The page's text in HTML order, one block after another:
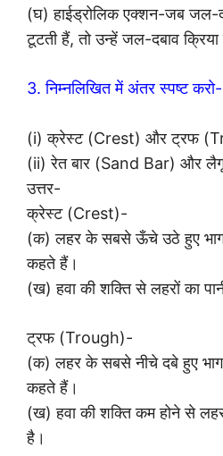
(घ) हाईड्रोलिक एक्शन-जब जल-
टूटती हैं, तो उन्हें जल-दबाव
3. निम्नलिखित में अंतर स्पष्ट करो-
(i) क्रेस्ट (Crest) और ट्रफ
(ii) रेत बार (Sand Bar) और
उत्तर-
क्रेस्ट (Crest)-
(क) लहर के सबसे ऊँचे उठे हुए
कहते हैं।
(ख) हवा की शक्ति से लहरों का
ट्रफ (Trough)-
(क) लहर के सबसे नीचे दबे हुए
कहते हैं।
(ख) हवा की शक्ति कम होने से
है।